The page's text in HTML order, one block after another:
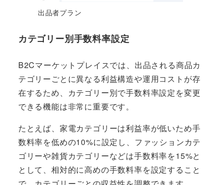
出品者プラン
カテゴリー別手数料率設定
B2Cマーケットプレイスでは、出品される商品カ
テゴリーごとに異なる利益構造や運用コストが存
在するため、カテゴリー別で手数料率設定を変更
できる機能は非常に重要です。
たとえば、家電カテゴリーは利益率が低いため手
数料率を低めの10%に設定し、ファッションカテ
ゴリーや雑貨カテゴリーなどは手数料率を15%と
として、相対的に高めの手数料率を設定すること